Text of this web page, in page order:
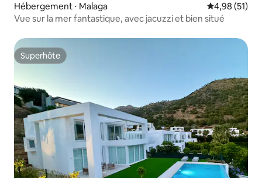
Hébergement ⋅ Malaga Évaluation
4,98 (51)
Vue sur la mer fantastique, avec jacuzzi et bien situé
Superhôte
Superhôte